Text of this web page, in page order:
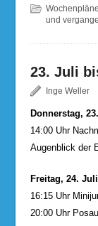
Wochenpläne
und
23. Juli
Inge Weller
Donnerstag,
14:00 Uhr
Augenblick der
Freitag, 24. Juli
16:15 Uhr
20:00 Uhr